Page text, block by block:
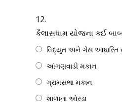
12.
કૈલાસધામ યોજના કઈ
વિદ્યુત અને ગેસ આધારિત
આંગણવાડી મકાન
ગ્રામસભા મકાન
શાળાના ઓરડા